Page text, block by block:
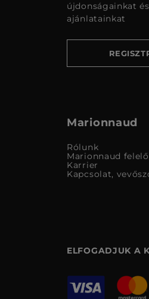
újdonságainkat
ajánlatainkat
Marionnaud
Rólunk
Marionnaud
Karrier
Kapcsolat,
ELFOGADJUK A